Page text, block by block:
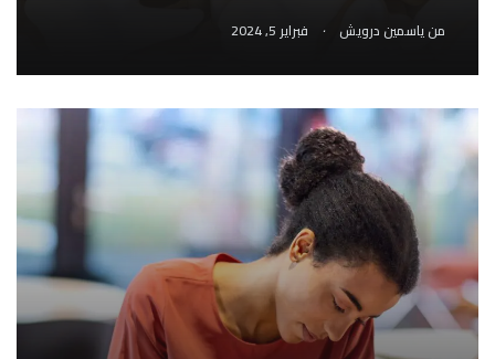
منياسمين درويش . فبراير 5, 2024